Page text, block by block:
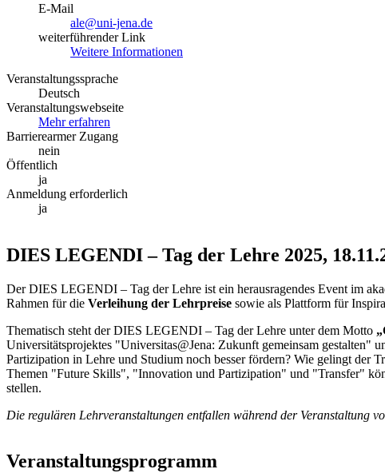
E-Mail
ale@uni-jena.de
weiterführender Link
Weitere Informationen
Veranstaltungssprache
Deutsch
Veranstaltungswebseite
Mehr erfahren
Barrierearmer Zugang
nein
Öffentlich
ja
Anmeldung erforderlich
ja
DIES LEGENDI – Tag der Lehre 2025,
Der DIES LEGENDI – Tag der Lehre ist ein herausragendes Event im
Rahmen für die Verleihung der Lehrpreise sowie als Plattform für
Thematisch steht der DIES LEGENDI – Tag der Lehre unter dem Motto
Universitätsprojektes "Universitas@Jena: Zukunft gemeinsam gestalten"
Partizipation in Lehre und Studium noch besser fördern? Wie gelingt der
Themen "Future Skills", "Innovation und Partizipation" und "Transfer"
stellen.
Die regulären Lehrveranstaltungen entfallen während der Veranstaltung
Veranstaltungsprogramm